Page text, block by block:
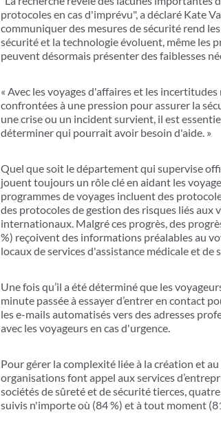
protocoles en cas d'imprévu", a déclaré Kate
communiquer des mesures de sécurité rend
sécurité et la technologie évoluent, même les
peuvent désormais présenter des faiblesses
« Avec les voyages d'affaires et les
confrontées à une pression pour assurer la
une crise ou un incident survient, il est
déterminer qui pourrait avoir besoin d'aide. »
Quel que soit le département qui supervise
jouent toujours un rôle clé en aidant les
programmes de voyages incluent des
des protocoles de gestion des risques liés aux
internationaux. Malgré ces progrès, des
%) reçoivent des informations préalables au
locaux de services d'assistance médicale et
Une fois qu’il a été déterminé que les
minute passée à essayer d’entrer en contact
les e-mails automatisés vers des adresses
avec les voyageurs en cas d'urgence.
Pour gérer la complexité liée à la création et
organisations font appel aux services
sociétés de sûreté et de sécurité tierces,
suivis n'importe où (84 %) et à tout moment